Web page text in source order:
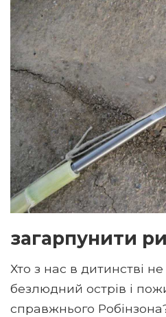
загарпунити
Хто з нас в дитинстві
безлюдний острів і
справжнього